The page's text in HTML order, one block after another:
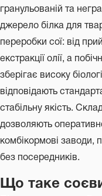
гранульованій та
джерело білка для
переробки сої: від
екстракції олії, а
зберігає високу
відповідають
стабільну якість.
дозволяють
комбікормові заводи,
без посередників.
Що таке